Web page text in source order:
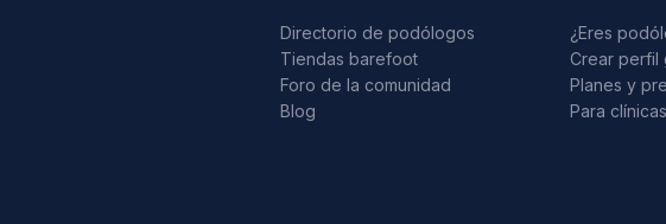
Directorio de podólogos
Tiendas barefoot
Foro de la comunidad
Blog
¿Eres
Crear perfil
Planes y
Para clínicas